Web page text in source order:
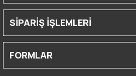
SİPARİŞ İŞLEMLERİ
FORMLAR